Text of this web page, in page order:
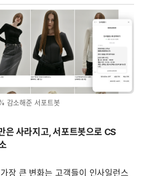
감소해준 서포트봇
은 사라지고, 서포트봇으로 CS
장 큰 변화는 고객들이 인사일런스